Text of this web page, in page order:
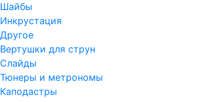
Шайбы
Инкрустация
Другое
Вертушки для струн
Слайды
Тюнеры и метрономы
Каподастры